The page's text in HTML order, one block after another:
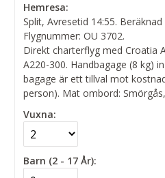
Hemresa:
Split, Avresetid 14:55.
Flygnummer: OU 3702.
Direkt charterflyg med Croatia
A220-300. Handbagage (8 kg)
bagage är ett tillval mot
person). Mat ombord:
Vuxna:
Barn (2 - 17 År):